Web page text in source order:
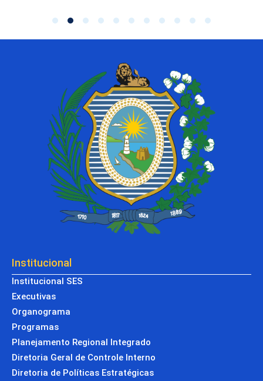
Institucional
Institucional SES
Executivas
Organograma
Programas
Planejamento Regional Integrado
Diretoria Geral de Controle Interno
Diretoria de Políticas Estratégicas